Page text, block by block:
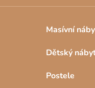
Masívní
Dětský
Postele